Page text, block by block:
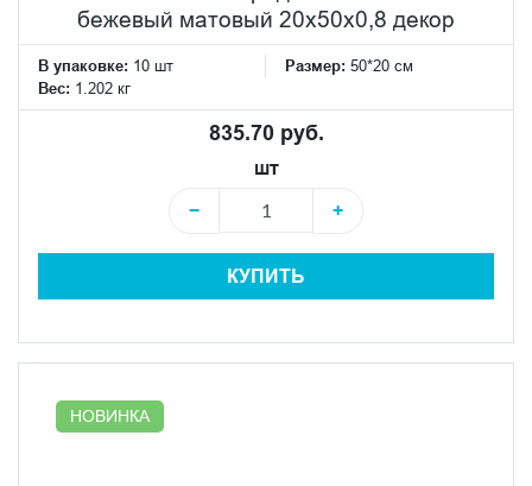
бежевый матовый 20x50x0,8 декор
В упаковке: 10 шт Размер: 50*20 см
Вес: 1.202 кг
835.70 руб.
шт
−
+
КУПИТЬ
НОВИНКА